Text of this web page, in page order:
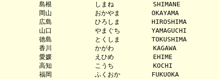
         島根           しまね          SHIMANE
         岡山           おかやま        OKAYAMA
         広島           ひろしま        HIROSHIMA
         山口           やまぐち        YAMAGUCHI
         徳島           とくしま        TOKUSHIMA
         香川           かがわ          KAGAWA
         愛媛           えひめ          EHIME
         高知           こうち          KOCHI
         福岡           ふくおか        FUKUOKA